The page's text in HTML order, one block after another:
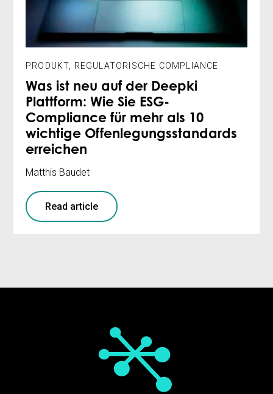
PRODUKT REGULATORISCHE COMPLIANCE
Was ist neu auf der Deepki
Plattform: Wie Sie ESG-
Compliance für mehr als 10
wichtige Offenlegungsstandards
erreichen
Matthis Baudet
Read article